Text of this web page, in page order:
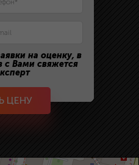
на оценку, в
с Вами свяжется
ЦЕНУ